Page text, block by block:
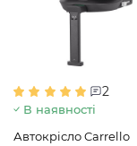
2
В наявності
Автокрісло Carrello